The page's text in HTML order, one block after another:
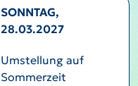
SONNTAG,
28.03.2027
Umstellung auf
Sommerzeit